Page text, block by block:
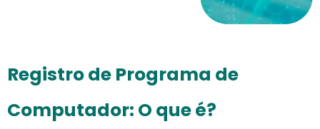
Registro de Programa de
Computador: O que é?